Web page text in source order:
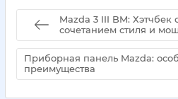
Mazda 3 III BM: Хэтчбек
сочетанием стиля и
Приборная панель Mazda:
преимущества